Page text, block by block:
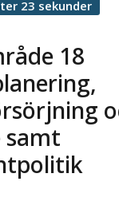
18
samt
23 sekunder